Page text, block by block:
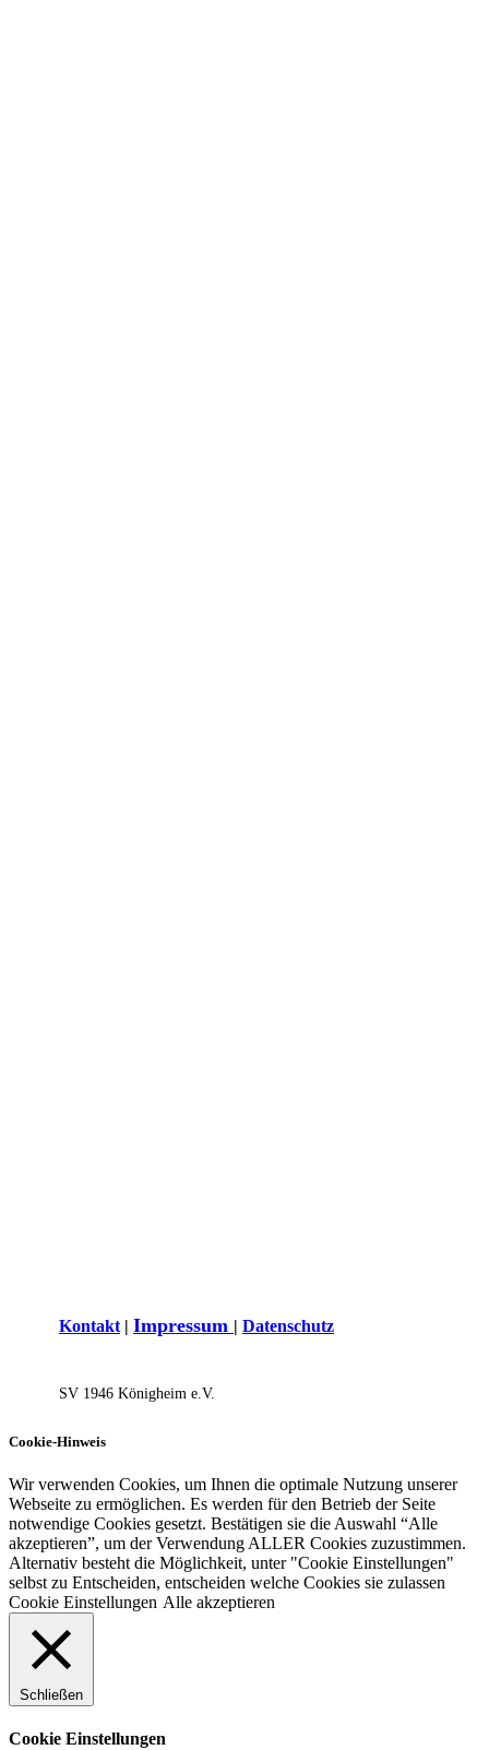
Kontakt | Impressum | Datenschutz
SV 1946 Königh​eim e.V.
Cookie-Hinweis
Wir verwenden Cookies, um Ihnen die optimale Nutzung unserer
Webseite zu ermöglichen. Es werden für den Betrieb der Seite
notwendige Cookies gesetzt. Bestätigen sie die Auswahl “Alle
akzeptieren”, um der Verwendung ALLER Cookies zuzustimmen.
Alternativ besteht die Möglichkeit, unter "Cookie Einstellungen"
selbst zu Entscheiden, entscheiden welche Cookies sie zulassen
Cookie Einstellungen Alle akzeptieren
Schließen
Cookie Einstellungen